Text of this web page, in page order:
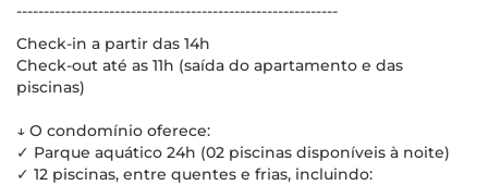
-----------------------------------------------------------
Check-in a partir das 14h
Check-out até as 11h (saída do apartamento e das
piscinas)
↓ O condomínio oferece:
✓ Parque aquático 24h (02 piscinas disponíveis à noite)
✓ 12 piscinas, entre quentes e frias, incluindo: